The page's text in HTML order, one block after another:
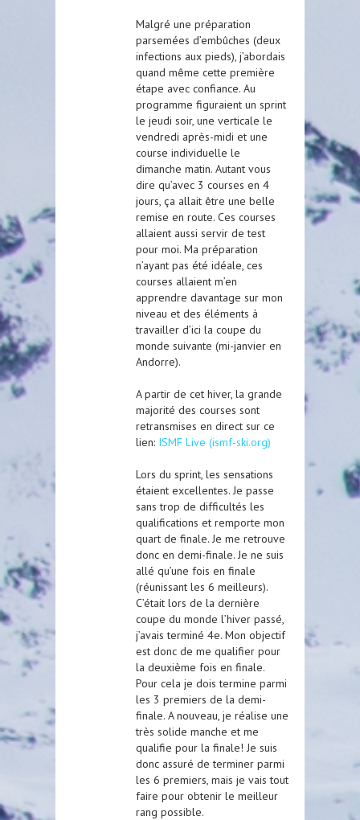
Malgré une préparation
parsemées d’embûches (deux
infections aux pieds), j’abordais
quand même cette première
étape avec confiance. Au
programme figuraient un sprint
le jeudi soir, une verticale le
vendredi après-midi et une
course individuelle le
dimanche matin. Autant vous
dire qu’avec 3 courses en 4
jours, ça allait être une belle
remise en route. Ces courses
allaient aussi servir de test
pour moi. Ma préparation
n’ayant pas été idéale, ces
courses allaient m’en
apprendre davantage sur mon
niveau et des éléments à
travailler d’ici la coupe du
monde suivante (mi-janvier en
Andorre).
A partir de cet hiver, la grande
majorité des courses sont
retransmises en direct sur ce
lien: ISMF Live (ismf-ski.org)
Lors du sprint, les sensations
étaient excellentes. Je passe
sans trop de difficultés les
qualifications et remporte mon
quart de finale. Je me retrouve
donc en demi-finale. Je ne suis
allé qu’une fois en finale
(réunissant les 6 meilleurs).
C’était lors de la dernière
coupe du monde l’hiver passé,
j’avais terminé 4e. Mon objectif
est donc de me qualifier pour
la deuxième fois en finale.
Pour cela je dois termine parmi
les 3 premiers de la demi-
finale. A nouveau, je réalise une
très solide manche et me
qualifie pour la finale! Je suis
donc assuré de terminer parmi
les 6 premiers, mais je vais tout
faire pour obtenir le meilleur
rang possible.